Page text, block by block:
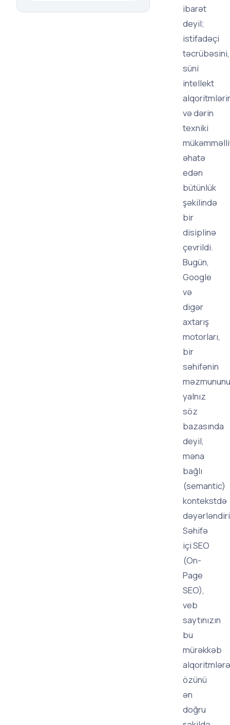
ibarət
deyil;
istifadəçi
təcrübəsini,
süni
intellekt
və dərin
texniki
əhatə
edən
bütünlük
şəkilində
bir
disiplinə
çevrildi.
Bugün,
Google
və
digər
axtarış
motorları,
bir
səhifənin
məzmununu
yalnız
söz
bazasında
deyil,
məna
bağlı
(semantic)
kontekstdə
Səhifə
içi SEO
(On-
Page
SEO),
veb
saytınızın
bu
mürəkkəb
alqoritmlərə
özünü
ən
doğru